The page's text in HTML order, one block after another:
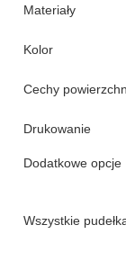
Materiały
Kolor
Cechy
Drukowanie
Dodatkowe opcje
Wszystkie